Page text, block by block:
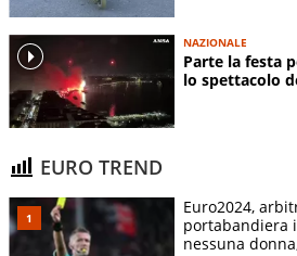
NAZIONALE
Parte la festa
lo spettacolo
EURO TREND
Euro2024,
portabandiera
nessuna